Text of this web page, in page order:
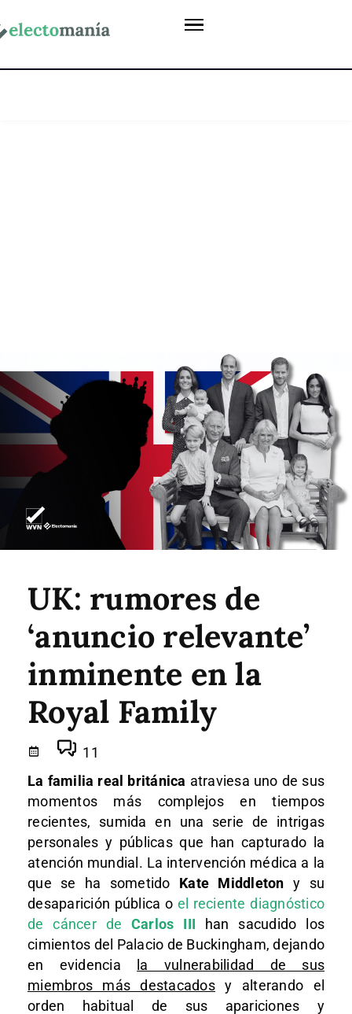
UK: rumores de
‘anuncio relevante’
inminente en la
Royal Family
11
La familia real británica atraviesa uno de sus
momentos más complejos en tiempos
recientes, sumida en una serie de intrigas
personales y públicas que han capturado la
atención mundial. La intervención médica a la
que se ha sometido Kate Middleton y su
desaparición pública o el reciente diagnóstico
de cáncer de Carlos III han sacudido los
cimientos del Palacio de Buckingham, dejando
en evidencia
la vulnerabilidad de sus
miembros más destacadosy alterando el
orden habitual de sus apariciones y